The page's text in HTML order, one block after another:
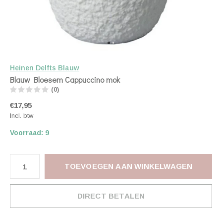
Heinen Delfts Blauw
Blauw Bloesem Cappuccino mok
(0)
€17,95
Incl. btw
Voorraad: 9
TOEVOEGEN AAN WINKELWAGEN
DIRECT BETALEN